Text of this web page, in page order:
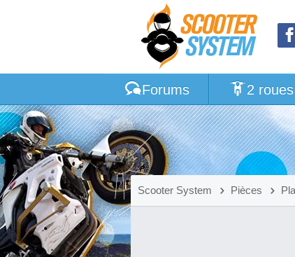
Forums 2 roues
Scooter System Pièces